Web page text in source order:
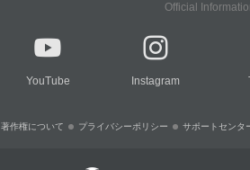
Official
YouTube Instagram
著作権について プライバシーポリシー サポートセンタ